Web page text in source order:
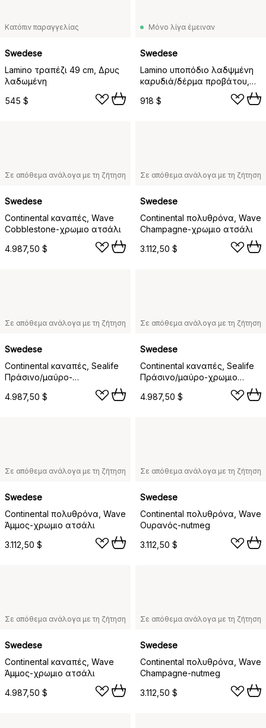
Κατόπιν παραγγελίας
Swedese
Lamino τραπέζι 49 cm, Δρυς
λαδωμένη
545 $
Μόνο λίγα έμειναν
Swedese
Lamino υποπόδιο λαδψμένη
καρυδιά/δέρμα προβάτου,
Κάρβουνο (σκούρο γκρι)
918 $
Σε απόθεμα ανάλογα με τη ζήτηση
Swedese
Continental καναπές, Wave
Cobblestone-χρωμιο ατσάλι
4.987,50 $
Σε απόθεμα ανάλογα με τη ζήτηση
Swedese
Continental πολυθρόνα, Wave
Champagne-χρωμιο ατσάλι
3.112,50 $
Σε απόθεμα ανάλογα με τη ζήτηση
Swedese
Continental καναπές, Sealife
Πράσινο/μαύρο-
μαυρολακαρισμένο ατσάλι
4.987,50 $
Σε απόθεμα ανάλογα με τη ζήτηση
Swedese
Continental καναπές, Sealife
Πράσινο/μαύρο-χρωμιο
4.987,50 $
Σε απόθεμα ανάλογα με τη ζήτηση
Swedese
Continental πολυθρόνα, Wave
Άμμος-χρωμιο ατσάλι
3.112,50 $
Σε απόθεμα ανάλογα με τη ζήτηση
Swedese
Continental πολυθρόνα, Wave
Ουρανός-nutmeg
3.112,50 $
Σε απόθεμα ανάλογα με τη ζήτηση
Swedese
Continental καναπές, Wave
Άμμος-χρωμιο ατσάλι
4.987,50 $
Σε απόθεμα ανάλογα με τη ζήτηση
Swedese
Continental πολυθρόνα, Wave
Champagne-nutmeg
3.112,50 $